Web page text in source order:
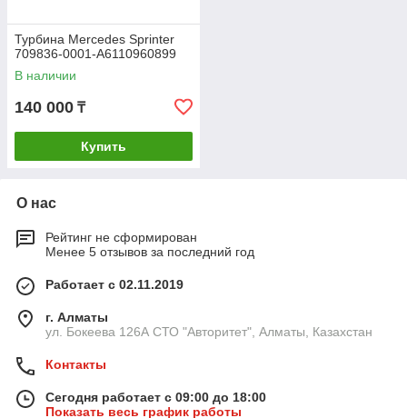
Турбина Mercedes Sprinter
709836-0001-A6110960899
В наличии
140 000 ₸
Купить
О нас
Рейтинг не сформирован
Менее 5 отзывов за последний год
Работает с 02.11.2019
г. Алматы
ул. Бокеева 126А СТО "Авторитет", Алматы, Казахстан
Контакты
Сегодня работает с 09:00 до 18:00
Показать весь график работы